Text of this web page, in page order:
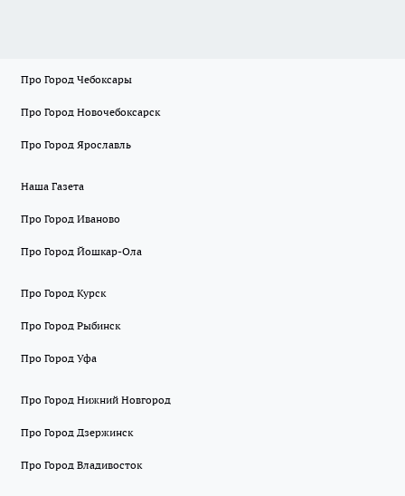
Про Город Чебоксары
Про Город Новочебоксарск
Про Город Ярославль
Наша Газета
Про Город Иваново
Про Город Йошкар-Ола
Про Город Курск
Про Город Рыбинск
Про Город Уфа
Про Город Нижний Новгород
Про Город Дзержинск
Про Город Владивосток